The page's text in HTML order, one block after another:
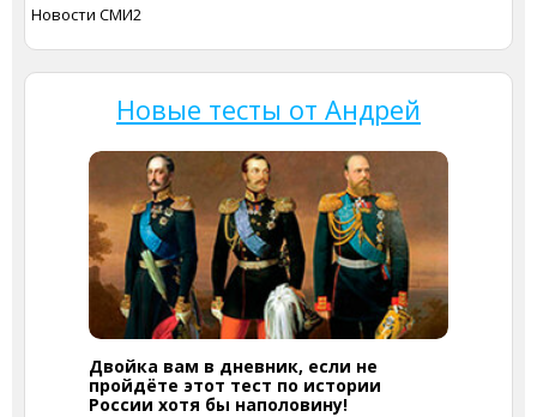
Новости СМИ2
Новые тесты от Андрей
Двойка вам в дневник, если не
пройдёте этот тест по истории
России хотя бы наполовину!